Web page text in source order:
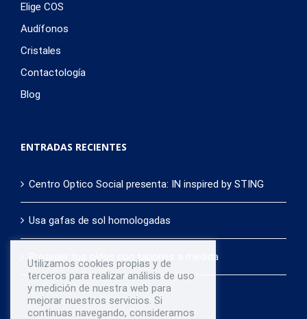
Elige COS
Audífonos
Cristales
Contactología
Blog
ENTRADAS RECIENTES
Centro Optico Social presenta: IN inspired by STING
Usa gafas de sol homologadas
Proteger tus oídos con tapones a medida
Utilizamos cookies propias y de
terceros para realizar análisis de uso
y medición de nuestra web para
mejorar nuestros servicios. Si
continuas navegando, consideramos